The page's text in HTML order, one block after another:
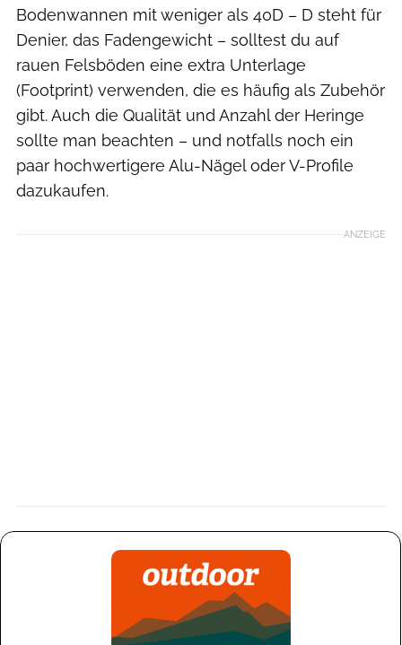
Bodenwannen mit weniger als 40D – D steht für
Denier, das Fadengewicht – solltest du auf
rauen Felsböden eine extra Unterlage
(Footprint) verwenden, die es häufig als Zubehör
gibt. Auch die Qualität und Anzahl der Heringe
sollte man beachten – und notfalls noch ein
paar hochwertigere Alu-Nägel oder V-Profile
dazukaufen.
ANZEIGE